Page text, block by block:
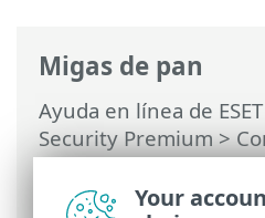
Migas de pan
Ayuda en línea de ESET
Security Premium>
avanzada>Interfaz
Configuración del
Your